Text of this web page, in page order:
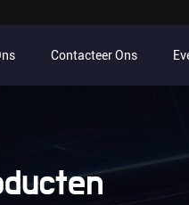
Contacteer Ons